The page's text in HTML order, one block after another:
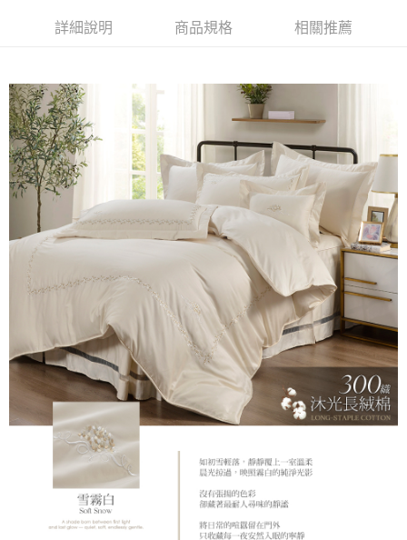
用戶於交易時，得透過本服務購買商品或服務，並由商店將買賣／分期付款
由本公司與您本人進行分期帳單所需資料之確認、核對及更正。
3.完整用戶服務條款，請詳閱以下連結：
https://oppay.tw/userRule
購買商品的店家。未經商家同意取消之訂單仍視為有效，需透過AFTEE先享
是否繳費成功／繳費後需取消欲退款等相關疑問，請聯繫「AFTEE先享後付
客戶支援中心」
https://netprotections.freshdesk.com/support/home
【注意事項】
１．透過由恩沛科技股份有限公司提供之「AFTEE先享後付」服務完成之交
易，需依本服務之必要範圍內提供個人資料，並將交易相關給付款項請求債
權轉讓予恩沛科技股份有限公司。
２．關於個人資料處理事宜，請瀏覽以下網址：
https://aftee.tw/terms/#terms3
３．未成年的使用者請事先徵得法定代理人或監護人之同意方可使用
「AFTEE先享後付」，若未經同意申辦者引起之損失，本公司不負相關責
任。
４．使用「AFTEE先享後付」時，將依據個別帳號之用戶狀況，依本公司即
時審查核予不同之上限額度；若仍有額度不足之情形，本公司將視審查結果
請求用戶進行身份認證。
５．嚴禁一人註冊多個帳號或使用他人資訊註冊。若發現惡意使用之情形，
恩沛科技股份有限公司將有權停止該用戶之使用額度並採取法律行動。
詳細說明 商品規格 相關推薦